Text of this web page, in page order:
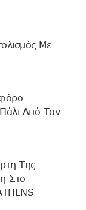
Με
Από Τον
Της
Στο